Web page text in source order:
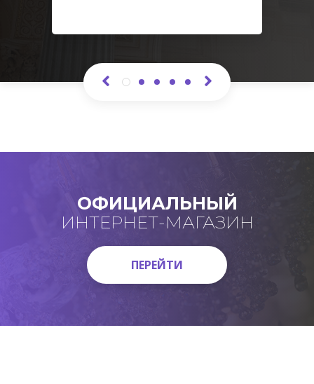
ОФИЦИАЛЬНЫЙ
ИНТЕРНЕТ-МАГАЗИН
ПЕРЕЙТИ
ПЕРЕЙТИ